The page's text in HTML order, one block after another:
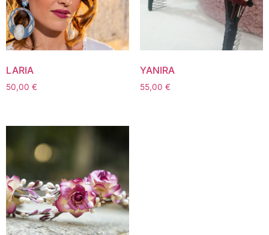
LARIA
50,00 €
YANIRA
55,00 €